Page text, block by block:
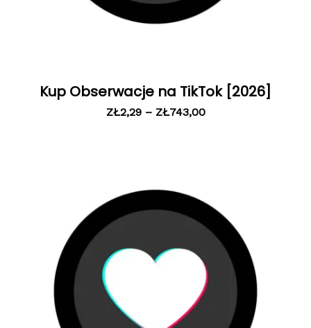
Kup Obserwacje na TikTok [2026]
ZŁ2,29 – ZŁ743,00